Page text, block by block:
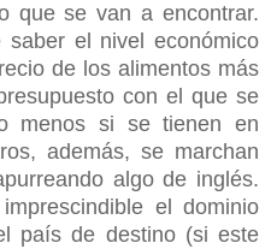
que se van a encontrar.
el nivel económico
de los alimentos más
con el que se
menos si se tienen en
además, se marchan
algo de inglés.
el dominio
país de destino (si este